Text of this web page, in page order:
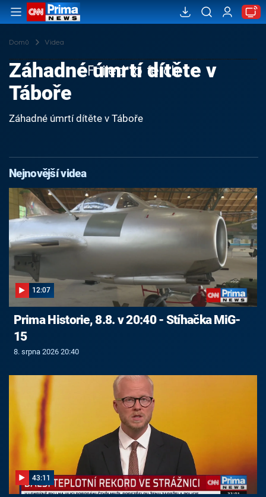
Domů Videa
Failed to fetch
Záhadné úmrtí dítěte v
Táboře
Záhadné úmrtí dítěte v Táboře
Nejnovější videa
12:07
Prima Historie, 8.8. v 20:40 - Stíhačka MiG-
15
8. srpna 2026 20:40
43:11